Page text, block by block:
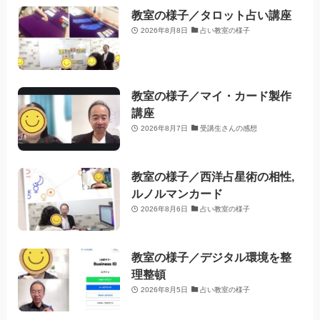
教室の様子／タロット占い講座
2026年8月8日 占い教室の様子
教室の様子／マイ・カード製作
講座
2026年8月7日 受講生さんの感想
教室の様子／西洋占星術の相性,
ルノルマンカード
2026年8月6日 占い教室の様子
教室の様子／デジタル環境を整
理整頓
2026年8月5日 占い教室の様子